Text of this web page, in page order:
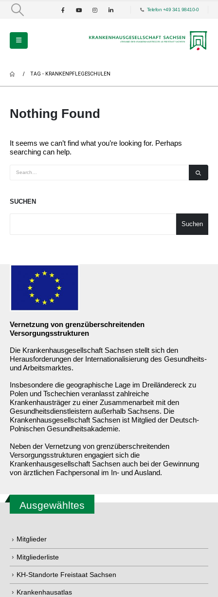
Telefon +49 341 98410-0
TAG - KRANKENPFLEGESCHULEN
Nothing Found
It seems we can’t find what you’re looking for. Perhaps
searching can help.
SUCHEN
Suchen
Vernetzung von grenzüberschreitenden
Versorgungsstrukturen
Die Krankenhausgesellschaft Sachsen stellt sich den
Herausforderungen der Internationalisierung des Gesundheits-
und Arbeitsmarktes.
Insbesondere die geographische Lage im Dreiländereck zu
Polen und Tschechien veranlasst zahlreiche
Krankenhausträger zu einer Zusammenarbeit mit den
Gesundheitsdienstleistern außerhalb Sachsens. Die
Krankenhausgesellschaft Sachsen ist Mitglied der Deutsch-
Polnischen Gesundheitsakademie.
Neben der Vernetzung von grenzüberschreitenden
Versorgungsstrukturen engagiert sich die
Krankenhausgesellschaft Sachsen auch bei der Gewinnung
von ärztlichen Fachpersonal im In- und Ausland.
Ausgewähltes
Mitglieder
Mitgliederliste
KH-Standorte Freistaat Sachsen
Krankenhausatlas